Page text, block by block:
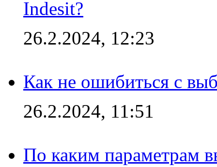
Indesit?
26.2.2024, 12:23
Как не ошибиться с
26.2.2024, 11:51
По каким параметрам